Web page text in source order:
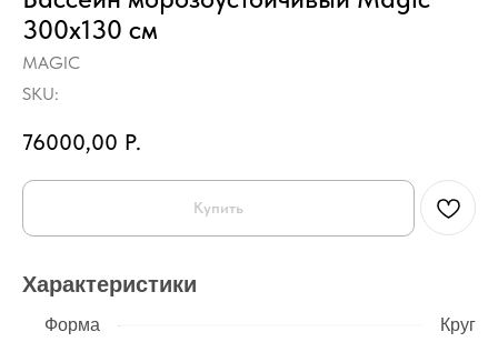
300x130 см
MAGIC
SKU:
76000,00 Р.
Купить
Характеристики
Форма
Круг